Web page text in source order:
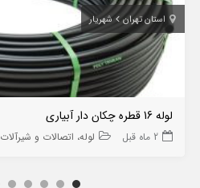
استان تهران شهریار
لوله 16 قطره چکان دار آبیاری
2 ماه قبل لوله، اتصالات و شیرآلات